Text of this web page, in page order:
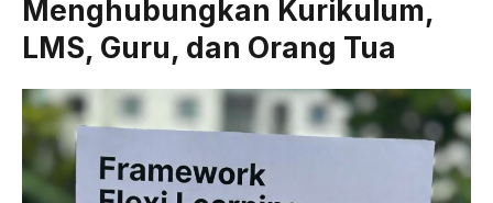
Menghubungkan Kurikulum,
LMS, Guru, dan Orang Tua